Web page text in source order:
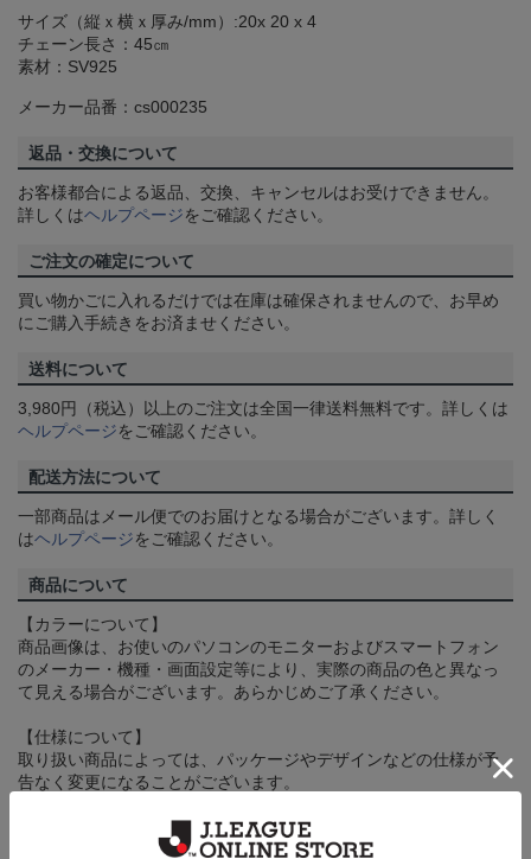
サイズ（縦ｘ横ｘ厚み/mm）:20x 20 x 4
チェーン長さ：45㎝
素材：SV925
メーカー品番：cs000235
返品・交換について
お客様都合による返品、交換、キャンセルはお受けできません。
詳しくはヘルプページをご確認ください。
ご注文の確定について
買い物かごに入れるだけでは在庫は確保されませんので、お早め
にご購入手続きをお済ませください。
送料について
3,980円（税込）以上のご注文は全国一律送料無料です。詳しくは
ヘルプページをご確認ください。
配送方法について
一部商品はメール便でのお届けとなる場合がございます。詳しく
はヘルプページをご確認ください。
商品について
【カラーについて】
商品画像は、お使いのパソコンのモニターおよびスマートフォン
のメーカー・機種・画面設定等により、実際の商品の色と異なっ
て見える場合がございます。あらかじめご了承ください。
【仕様について】
取り扱い商品によっては、パッケージやデザインなどの仕様が予
告なく変更になることがございます。